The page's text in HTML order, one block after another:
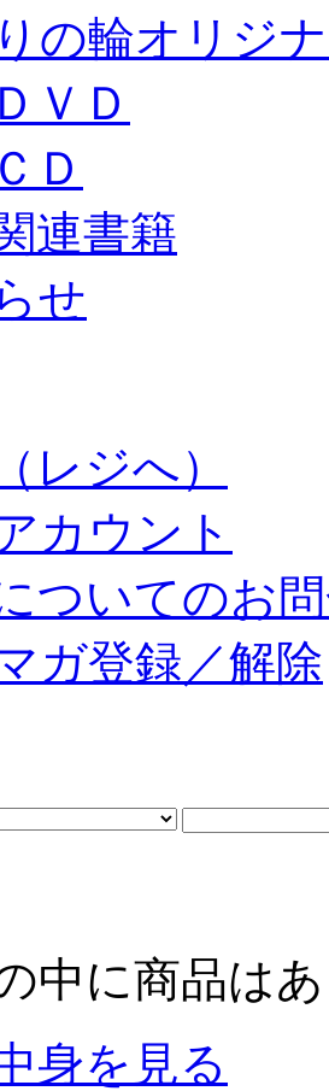
の輪オリジ
ＶＤ
Ｄ
連書籍
せ
レジへ）
カウント
ついてのお
ガ登録／解除
中に商品は
身を見る